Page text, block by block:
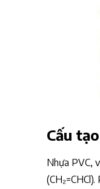
Cấu
Nhựa PVC,